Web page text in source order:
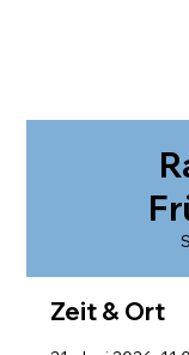
Zeit & Ort